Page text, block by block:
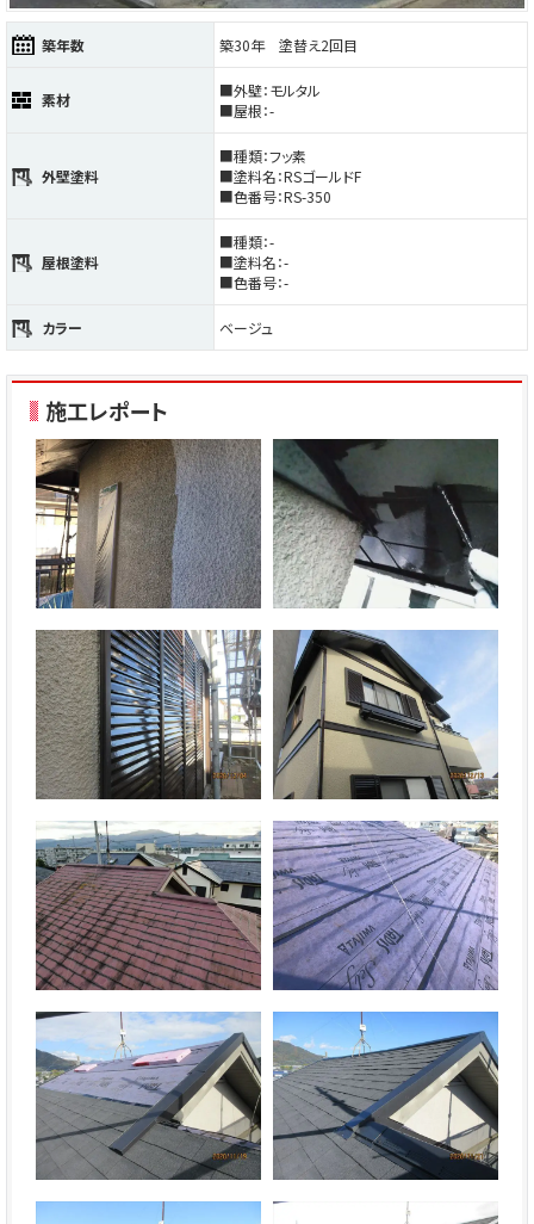
築年数 築30年 塗替え2回目
素材
■外壁：モルタル
■屋根：-
外壁塗料
■種類：フッ素
■塗料名：RSゴールドF
■色番号：RS-350
屋根塗料
■種類：-
■塗料名：-
■色番号：-
カラー ベージュ
施工レポート